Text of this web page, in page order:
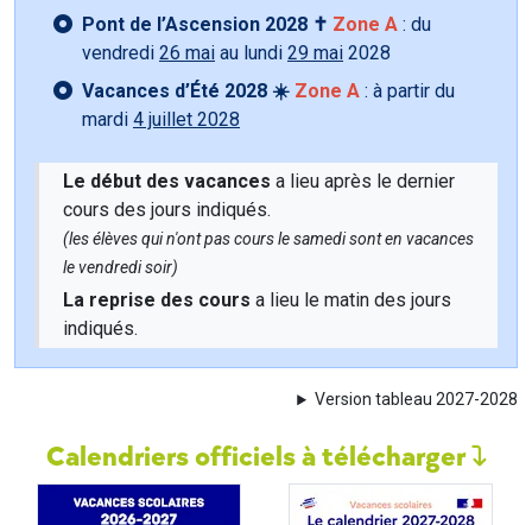
Pont de l’Ascension 2028 ✝️ Zone A : du
vendredi 26 mai au lundi 29 mai 2028
Vacances d’Été 2028 ☀️ Zone A : à partir du
mardi 4 juillet 2028
Le début des vacances a lieu après le dernier
cours des jours indiqués.
(les élèves qui n'ont pas cours le samedi sont en vacances
le vendredi soir)
La reprise des cours a lieu le matin des jours
indiqués.
Version tableau 2027-2028
Calendriers officiels à télécharger